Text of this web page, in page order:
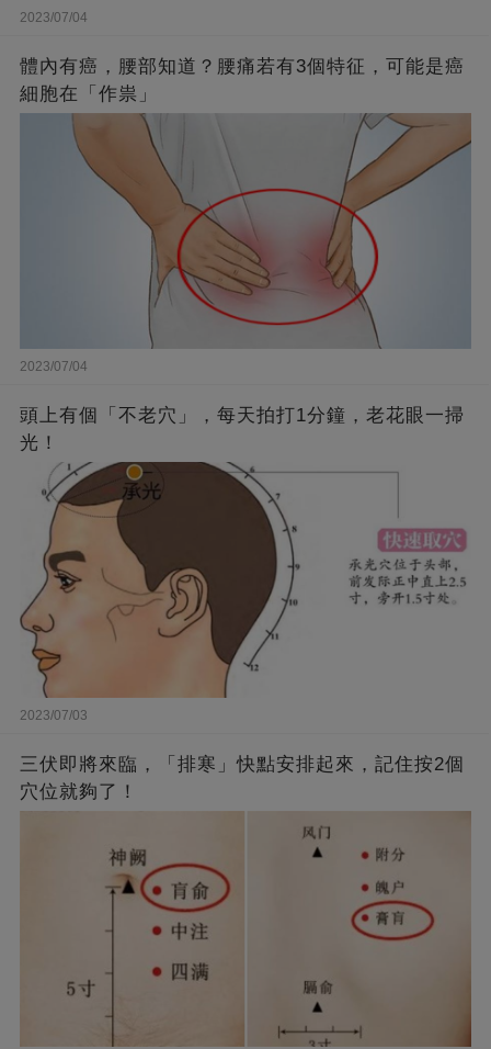
2023/07/04
體內有癌，腰部知道？腰痛若有3個特征，可能是癌
細胞在「作祟」
2023/07/04
頭上有個「不老穴」，每天拍打1分鐘，老花眼一掃
光！
2023/07/03
三伏即將來臨，「排寒」快點安排起來，記住按2個
穴位就夠了！